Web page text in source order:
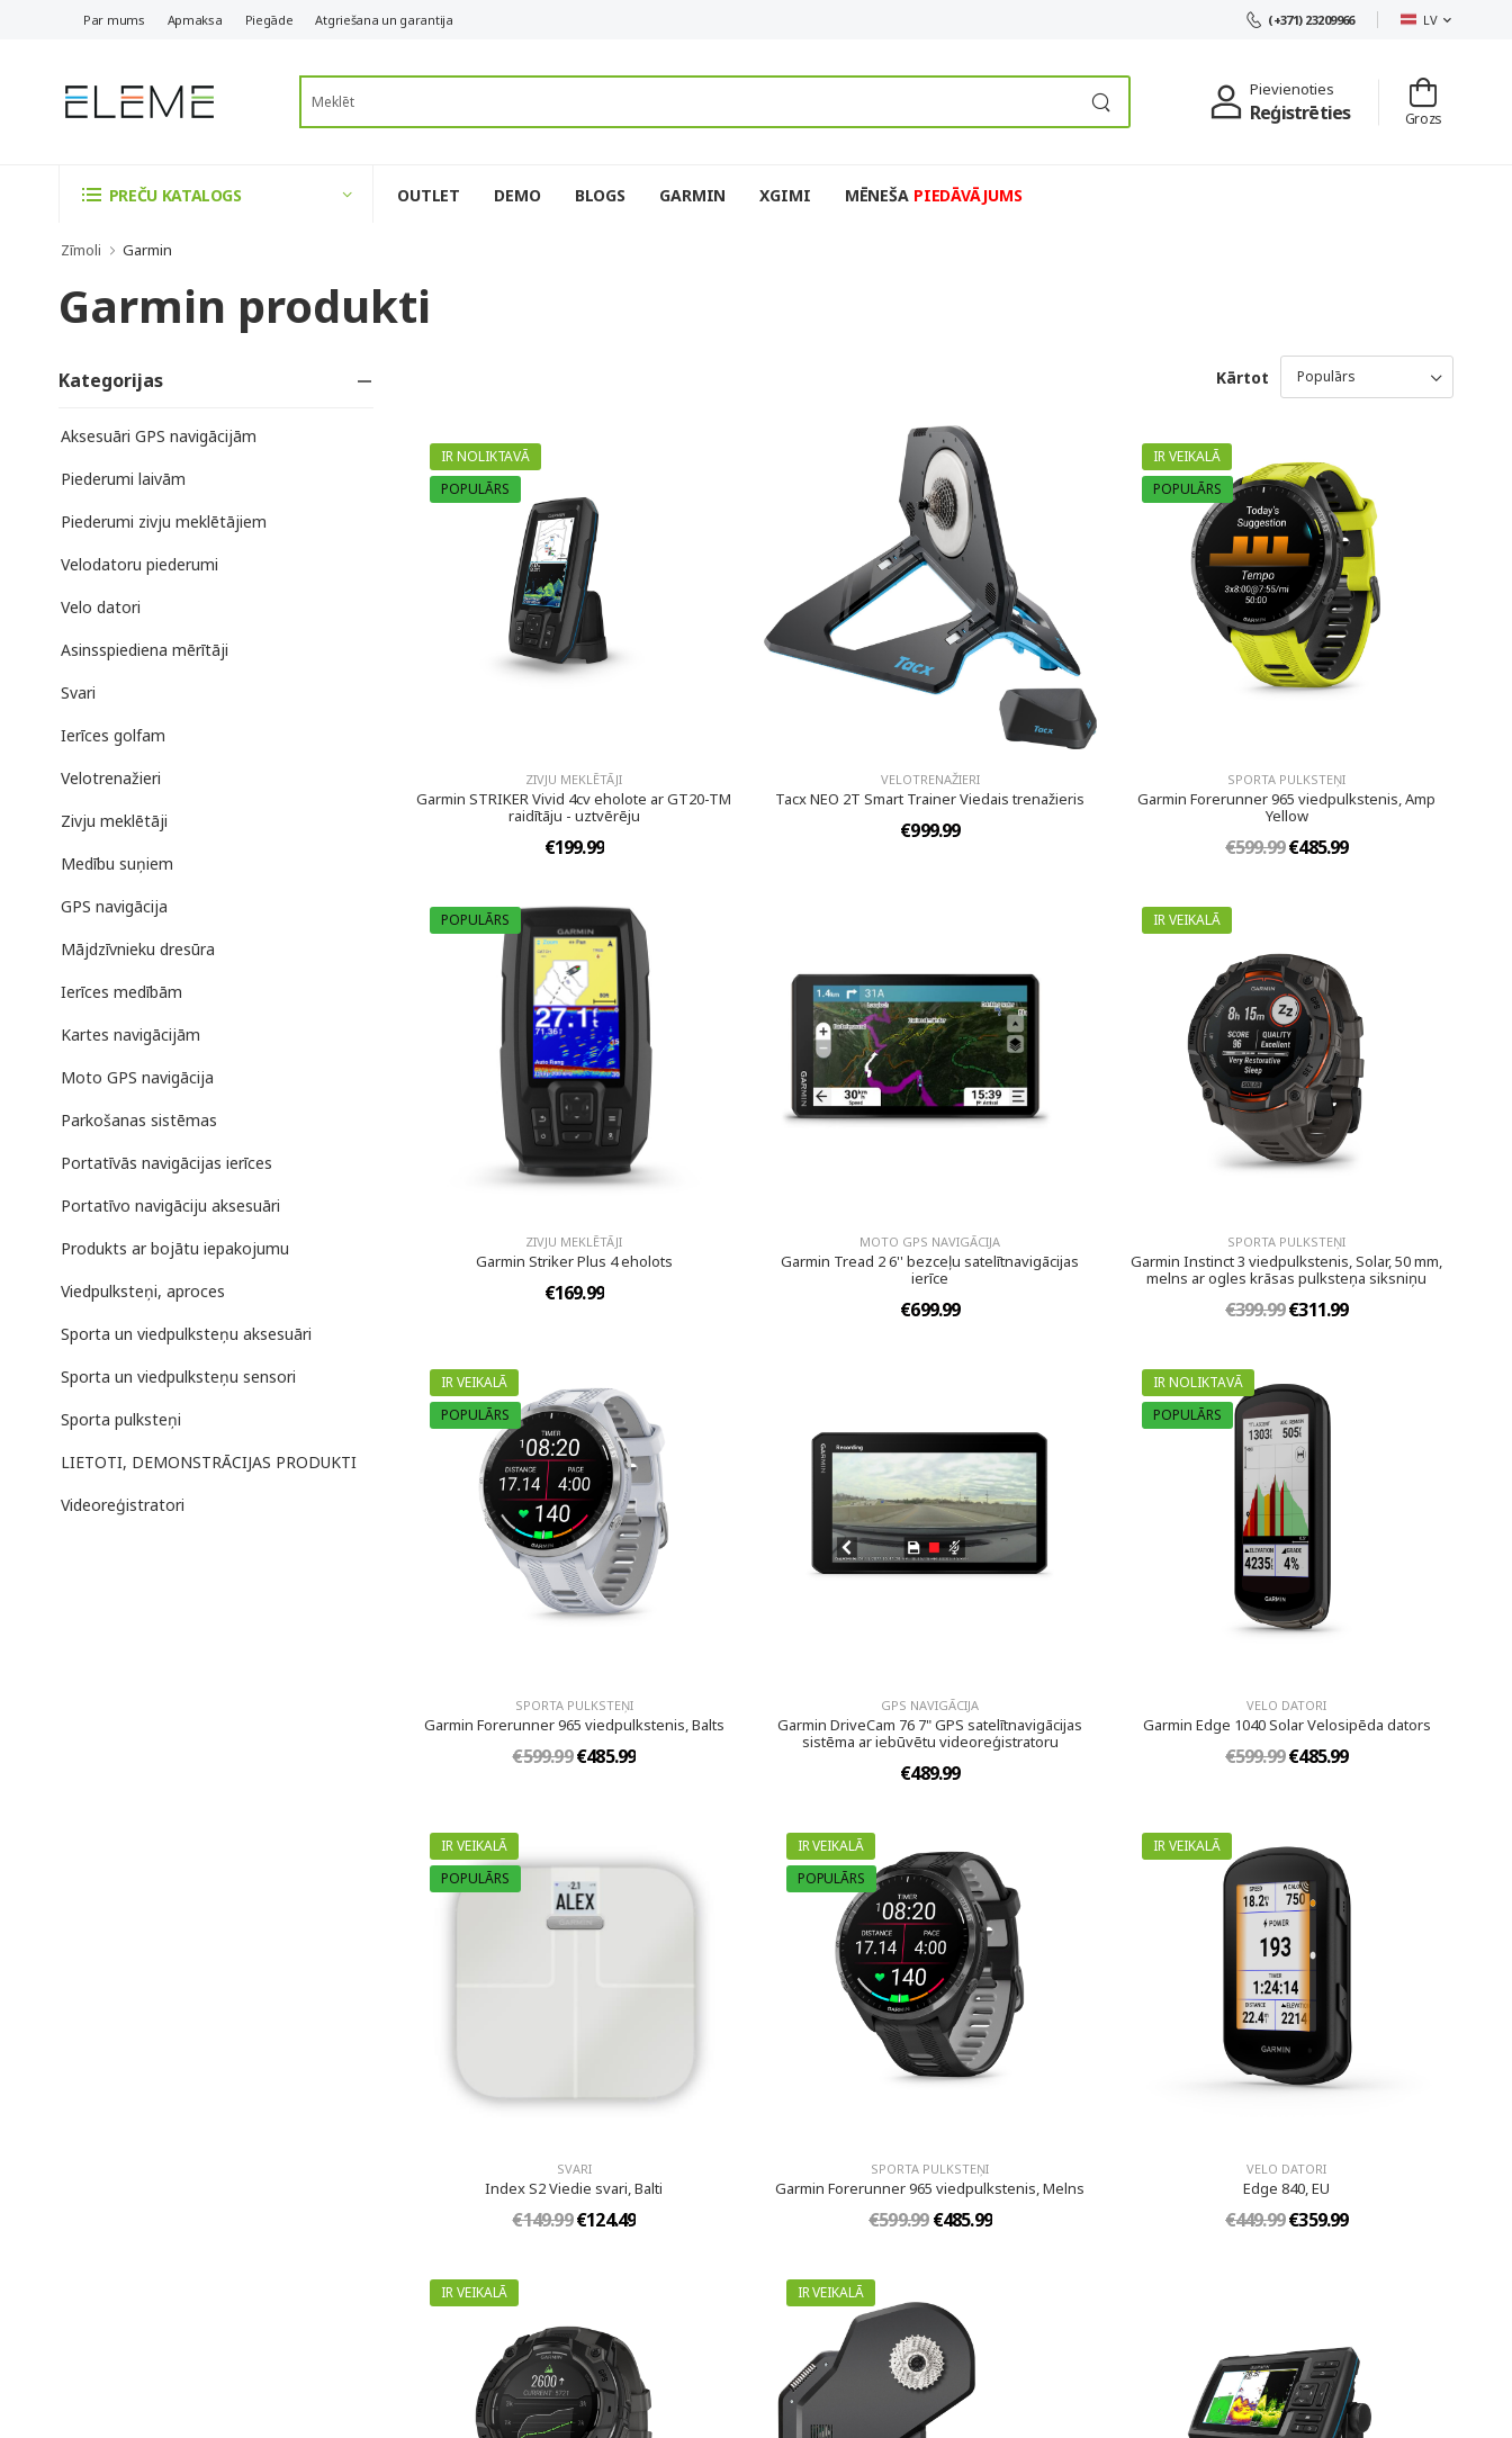
Par mums Apmaksa Piegāde Atgriešana un garantija (+371) 23209966 LV
Pievienoties
Reģistrēties Grozs
PREČU KATALOGS OUTLET DEMO BLOGS GARMIN XGIMI MĒNEŠA PIEDĀVĀJUMS
Zīmoli Garmin
Garmin produkti
Kategorijas
Aksesuāri GPS navigācijām
Piederumi laivām
Piederumi zivju meklētājiem
Velodatoru piederumi
Velo datori
Asinsspiediena mērītāji
Svari
Ierīces golfam
Velotrenažieri
Zivju meklētāji
Medību suņiem
GPS navigācija
Mājdzīvnieku dresūra
Ierīces medībām
Kartes navigācijām
Moto GPS navigācija
Parkošanas sistēmas
Portatīvās navigācijas ierīces
Portatīvo navigāciju aksesuāri
Produkts ar bojātu iepakojumu
Viedpulksteņi, aproces
Sporta un viedpulksteņu aksesuāri
Sporta un viedpulksteņu sensori
Sporta pulksteņi
LIETOTI, DEMONSTRĀCIJAS PRODUKTI
Videoreģistratori
Kārtot
IR NOLIKTAVĀ
POPULĀRS
ZIVJU MEKLĒTĀJI
Garmin STRIKER Vivid 4cv eholote ar GT20-TM
raidītāju - uztvērēju
€199.99
VELOTRENAŽIERI
Tacx NEO 2T Smart Trainer Viedais trenažieris
€999.99
IR VEIKALĀ
POPULĀRS
SPORTA PULKSTEŅI
Garmin Forerunner 965 viedpulkstenis, Amp
Yellow
€599.99€485.99
POPULĀRS
ZIVJU MEKLĒTĀJI
Garmin Striker Plus 4 eholots
€169.99
MOTO GPS NAVIGĀCIJA
Garmin Tread 2 6'' bezceļu satelītnavigācijas
ierīce
€699.99
IR VEIKALĀ
SPORTA PULKSTEŅI
Garmin Instinct 3 viedpulkstenis, Solar, 50 mm,
melns ar ogles krāsas pulksteņa siksniņu
€399.99€311.99
IR VEIKALĀ
POPULĀRS
SPORTA PULKSTEŅI
Garmin Forerunner 965 viedpulkstenis, Balts
€599.99€485.99
GPS NAVIGĀCIJA
Garmin DriveCam 76 7" GPS satelītnavigācijas
sistēma ar iebūvētu videoreģistratoru
€489.99
IR NOLIKTAVĀ
POPULĀRS
VELO DATORI
Garmin Edge 1040 Solar Velosipēda dators
€599.99€485.99
IR VEIKALĀ
POPULĀRS
SVARI
Index S2 Viedie svari, Balti
€149.99€124.49
IR VEIKALĀ
POPULĀRS
SPORTA PULKSTEŅI
Garmin Forerunner 965 viedpulkstenis, Melns
€599.99€485.99
IR VEIKALĀ
VELO DATORI
Edge 840, EU
€449.99€359.99
IR VEIKALĀ IR VEIKALĀ